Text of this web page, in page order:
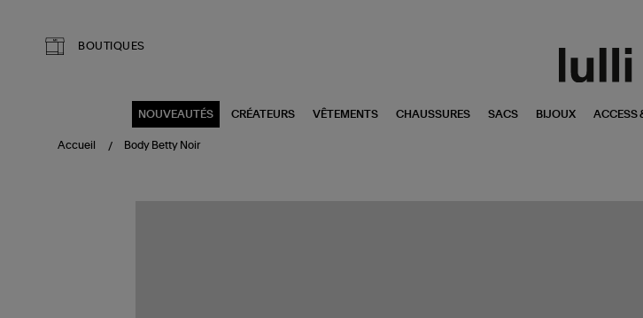
BOUTIQUES
NOUVEAUTÉS CRÉATEURS VÊTEMENTS CHAUSSURES SACS BIJOUX ACCESS
Accueil Body Betty Noir